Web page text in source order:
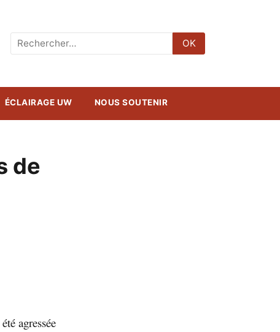
Rechercher
:
OK
ÉCLAIRAGE UW NOUS SOUTENIR
de
agressée